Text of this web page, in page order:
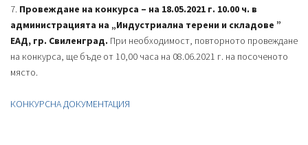
7. Провеждане на конкурса – на 18.05.2021 г. 10.00 ч. в
администрацията на „Индустриална терени и складове ”
ЕАД, гр. Свиленград. При необходимост, повторното провеждане
на конкурса, ще бъде от 10,00 часа на 08.06.2021 г. на посоченото
място.
КОНКУРСНА ДОКУМЕНТАЦИЯ